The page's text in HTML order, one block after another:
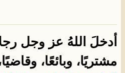
أدخلَ اللهُ عز وجل
مشتريًا، وبائعًا،